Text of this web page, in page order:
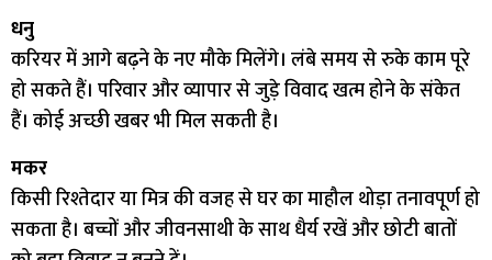
धनु
करियर में आगे बढ़ने के नए मौके मिलेंगे। लंबे समय से रुके काम पूरे
हो सकते हैं। परिवार और व्यापार से जुड़े विवाद खत्म होने के संकेत
हैं। कोई अच्छी खबर भी मिल सकती है।
मकर
किसी रिश्तेदार या मित्र की वजह से घर का माहौल थोड़ा तनावपूर्ण हो
सकता है। बच्चों और जीवनसाथी के साथ धैर्य रखें और छोटी बातों